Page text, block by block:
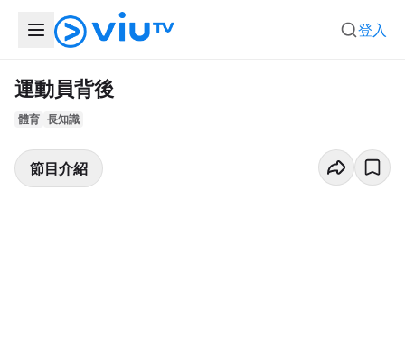
登入
運動員背後
體育 長知識
節目介紹